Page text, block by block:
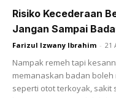
Risiko Kecederaan
Jangan Sampai
Farizul Izwany Ibrahim - 21
Nampak remeh tapi
memanaskan badan
seperti otot terkoyak, sakit